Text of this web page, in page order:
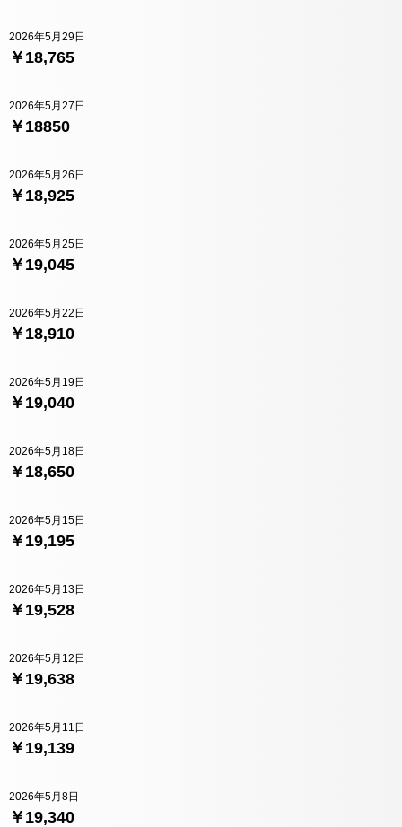
￥18,765
2026年5月29日
￥18850
2026年5月27日
￥18,925
2026年5月26日
￥19,045
2026年5月25日
￥18,910
2026年5月22日
￥19,040
2026年5月19日
￥18,650
2026年5月18日
￥19,195
2026年5月15日
￥19,528
2026年5月13日
￥19,638
2026年5月12日
￥19,139
2026年5月11日
￥19,340
2026年5月8日